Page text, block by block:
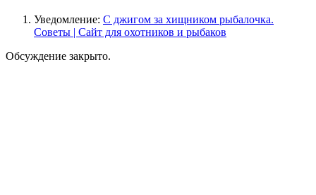
Уведомление: С джигом за хищником рыбалочка.
Советы | Сайт для охотников и рыбаков
Обсуждение закрыто.